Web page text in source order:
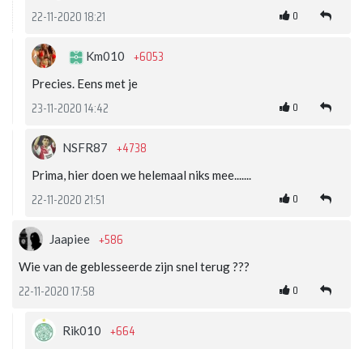
22-11-2020 18:21 0
Km010 +6053
Precies. Eens met je
23-11-2020 14:42 0
NSFR87 +4738
Prima, hier doen we helemaal niks mee.......
22-11-2020 21:51 0
Jaapiee +586
Wie van de geblesseerde zijn snel terug ???
22-11-2020 17:58 0
Rik010 +664